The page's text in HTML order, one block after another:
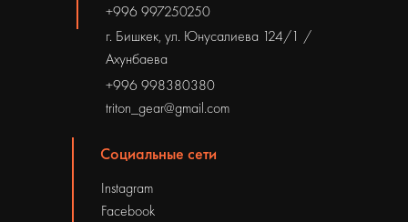
г. Бишкек, ул. Юнусалиева 124/1 /
Ахунбаева
+996 998380380
triton_gear@gmail.com
+996 997250250
Социальные сети
Instagram
Facebook